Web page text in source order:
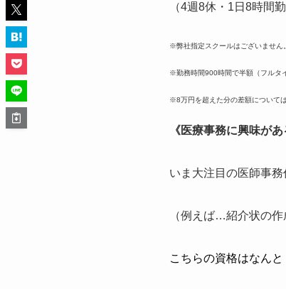
（4週8休・1日8時間
※弊社指定スクールはございません。
※勤務時間900時間で半額（フルタ
※8万円を超えた分の差額について
《医療事務に興味があ
いま大注目の医師事
（例えば…紹介状の作
こちらの資格はなんと